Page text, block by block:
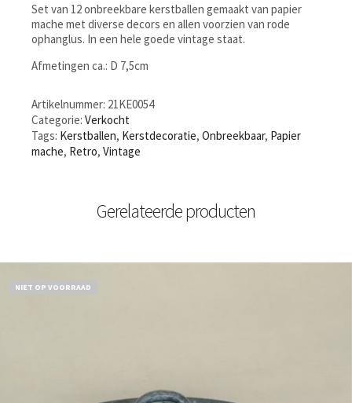
Set van 12 onbreekbare kerstballen gemaakt van papier
mache met diverse decors en allen voorzien van rode
ophanglus. In een hele goede vintage staat.
Afmetingen ca.: D 7,5cm
Artikelnummer: 21KE0054
Categorie: Verkocht
Tags: Kerstballen, Kerstdecoratie, Onbreekbaar, Papier
mache, Retro, Vintage
Gerelateerde producten
NIET OP VOORRAAD